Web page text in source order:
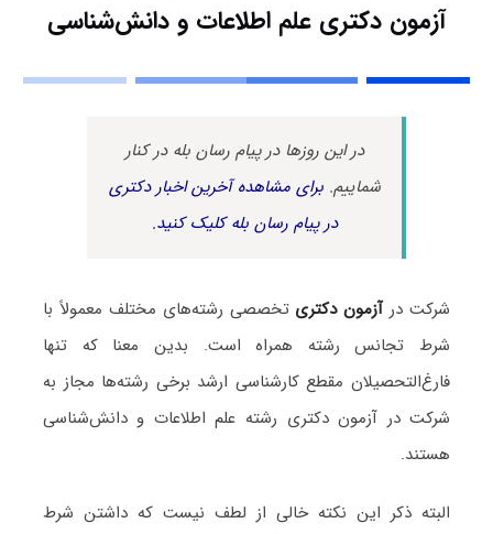
آزمون دکتری علم اطلاعات و دانش‌شناسی
در این روزها در پیام رسان بله در کنار
شماییم.برای مشاهده آخرین اخبار دکتری
در پیام رسان بله کلیک کنید.
شرکت درآزمون دکتری تخصصی رشته‌های مختلف معمولاً با
شرط تجانس رشته همراه است. بدین معنا که تنها
فارغ‌التحصیلان مقطع کارشناسی ارشد برخی رشته‌ها مجاز به
شرکت در آزمون دکتری رشته علم اطلاعات و دانش‌شناسی
هستند.
البته ذکر این نکته خالی از لطف نیست که داشتن شرط